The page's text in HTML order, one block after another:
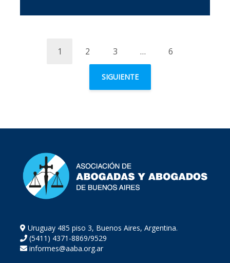
1 2 3 … 6
SIGUIENTE
Uruguay 485 piso 3, Buenos Aires, Argentina.
(5411) 4371-8869/9529
informes@aaba.org.ar